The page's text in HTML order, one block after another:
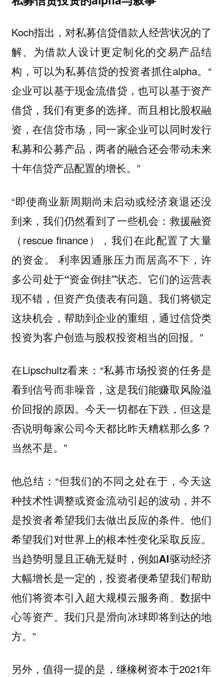
Koch指出，对私募信贷借款人经营状况的了
解、为借款人设计更定制化的交易产品结
构，可以为私募信贷的投资者抓住alpha。“
企业可以基于现金流借贷，也可以基于资产
借贷，我们有更多的选择。而且相比股权融
资，在信贷市场，同一家企业可以同时发行
私募和公募产品，两者的融合还会带动未来
十年信贷产品配置的增长。”
“即使商业新周期尚未启动或经济衰退还没
到来，我们仍然看到了一些机会：救援融资
（rescue finance），我们在此配置了大量
的资金。 利率因通胀压力而居高不下，许
多公司处于“资金倒挂”状态。它们的运营表
现不错，但资产负债表有问题。我们将锁定
这块机会，帮助到企业的重组，通过信贷类
投资为客户创造与股权投资相当的回报。”
在Lipschultz看来：“私募市场投资的任务是
看到信号而非噪音，这是我们能赚取风险溢
价回报的原因。今天一切都在下跌，但这是
否说明每家公司今天都比昨天糟糕那么多？
当然不是。”
他总结：“但我们的不同之处在于，今天这
种技术性调整或资金流动引起的波动，并不
是投资者希望我们去做出反应的条件。他们
希望我们对世界上的根本性变化采取反应。
当趋势明显且正确无疑时，例如AI驱动经济
大幅增长是一定的，投资者便希望我们帮助
他们将资本引入超大规模云服务商、数据中
心等资产。 我们只是滑向冰球即将到达的地
方。”
另外，值得一提的是，继橡树资本于2021年